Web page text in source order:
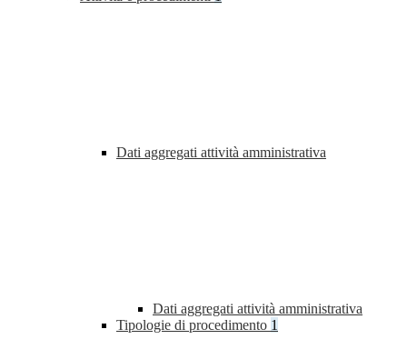
Dati aggregati attività amministrativa
Dati aggregati attività amministrativa
Tipologie di procedimento 1